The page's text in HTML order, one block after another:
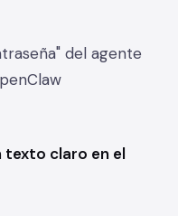
del agente
texto claro en el